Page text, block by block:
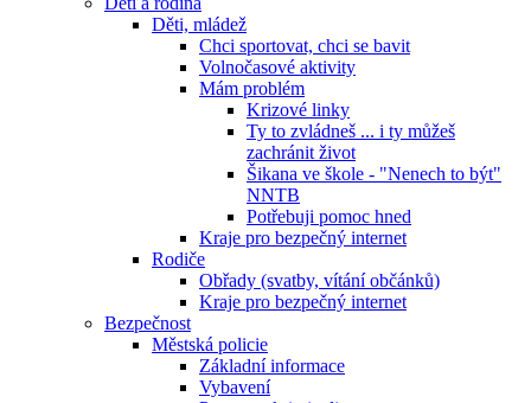
Děti, mládež
Chci sportovat, chci se bavit
Volnočasové aktivity
Mám problém
Krizové linky
Ty to zvládneš ... i ty můžeš
zachránit život
Šikana ve škole - "Nenech to být"
NNTB
Potřebuji pomoc hned
Kraje pro bezpečný internet
Rodiče
Obřady (svatby, vítání občánků)
Kraje pro bezpečný internet
Bezpečnost
Městská policie
Základní informace
Vybavení